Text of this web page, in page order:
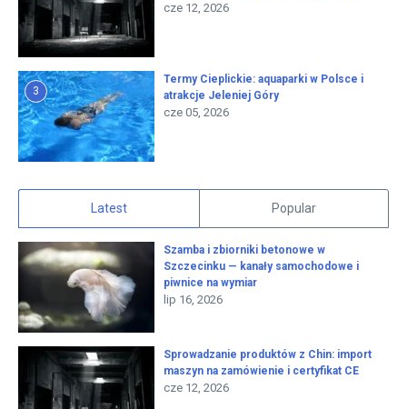
cze 12, 2026
3
Termy Cieplickie: aquaparki w Polsce i
atrakcje Jeleniej Góry
cze 05, 2026
Latest Popular
Szamba i zbiorniki betonowe w
Szczecinku — kanały samochodowe i
piwnice na wymiar
lip 16, 2026
Sprowadzanie produktów z Chin: import
maszyn na zamówienie i certyfikat CE
cze 12, 2026